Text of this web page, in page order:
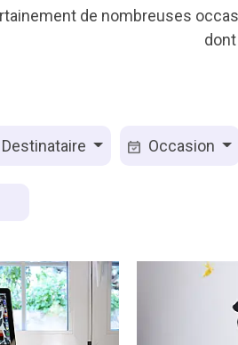
de nombreuses
Destinataire Occasion